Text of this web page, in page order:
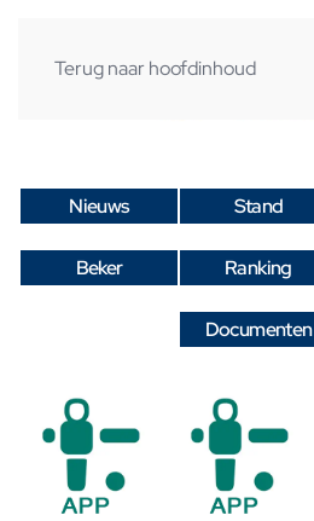
Terug naar hoofdinhoud
Nieuws Stand
Beker Ranking
Documenten